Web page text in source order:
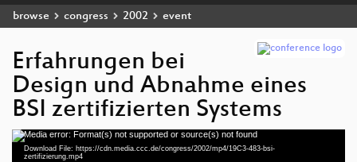
browse congress 2002 event
Erfahrungen bei
Design und Abnahme eines
BSI zertifizierten Systems
Video
Player
Media error: Format(s) not supported or source(s) not found
Download File: https://cdn.media.ccc.de/congress/2002/mp4/19C3-483-bsi-
zertifizierung.mp4